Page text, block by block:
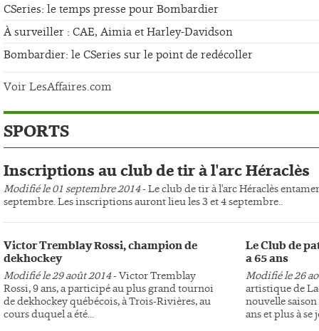
CSeries: le temps presse pour Bombardier
À surveiller : CAE, Aimia et Harley-Davidson
Bombardier: le CSeries sur le point de redécoller
Voir LesAffaires.com
SPORTS
Inscriptions au club de tir à l'arc Héraclès
Modifié le 01 septembre 2014- Le club de tir à l'arc Héraclès
septembre. Les inscriptions auront lieu les 3 et 4 septembre..
Victor Tremblay Rossi, champion de
dekhockey
Modifié le 29 août 2014- Victor Tremblay
Rossi, 9 ans, a participé au plus grand tournoi
de dekhockey québécois, à Trois-Rivières, au
cours duquel a été...
Le Club de
a 65 ans
Modifié le 26
artistique de
nouvelle
ans et plus à se